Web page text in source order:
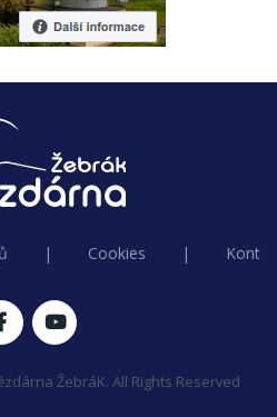
| Cookies |
ŽebráK. All Rights Reserved